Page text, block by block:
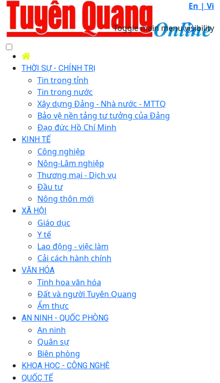
En | Vi
Toggle main menu visibility
THỜI SỰ - CHÍNH TRỊ
Tin trong tỉnh
Tin trong nước
Xây dựng Đảng - Nhà nước - MTTQ
Bảo vệ nền tảng tư tưởng của Đảng
Đạo đức Hồ Chí Minh
KINH TẾ
Công nghiệp
Nông-Lâm nghiệp
Thương mại - Dịch vụ
Đầu tư
Nông thôn mới
XÃ HỘI
Giáo dục
Y tế
Lao động - việc làm
Cải cách hành chính
VĂN HÓA
Tinh hoa văn hóa
Đất và người Tuyên Quang
Ẩm thực
AN NINH - QUỐC PHÒNG
An ninh
Quân sự
Biên phòng
KHOA HỌC - CÔNG NGHỆ
QUỐC TẾ